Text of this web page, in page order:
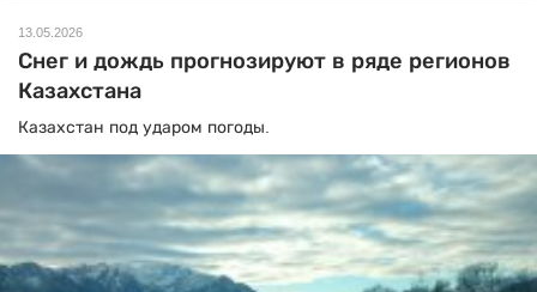
13.05.2026
Снег и дождь прогнозируют в ряде регионов
Казахстана
Казахстан под ударом погоды.